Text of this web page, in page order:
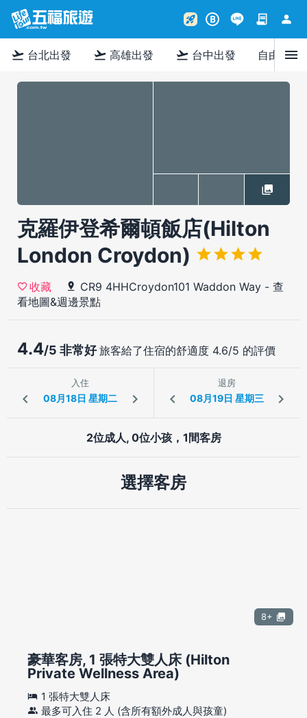
rocket_launch B contract person
flight_takeoff 台北出發 flight_takeoff 高雄出發 flight_takeoff 台中出發 自由行menu
克羅伊登希爾頓飯店(Hilton
London Croydon)
收藏 CR9 4HHCroydon101 Waddon Way - 查
看地圖&週邊景點
4.4/5 非常好旅客給了住宿的舒適度 4.6/5 的評價
入住 退房
2位成人, 0位小孩，1間客房
選擇客房
8+
豪華客房, 1 張特大雙人床 (Hilton
Private Wellness Area)
1 張特大雙人床
最多可入住 2 人 (含所有額外成人與孩童)